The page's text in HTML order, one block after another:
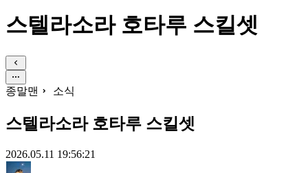
스텔라소라 호타루 스킬셋
종말맨 소식
스텔라소라 호타루 스킬셋
2026.05.11 19:56:21